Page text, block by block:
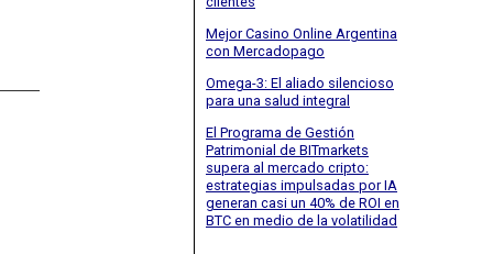
Mejor Casino Online Argentina
con Mercadopago
Omega-3: El aliado silencioso
para una salud integral
El Programa de Gestión
Patrimonial de BITmarkets
supera al mercado cripto:
estrategias impulsadas por IA
generan casi un 40% de ROI en
BTC en medio de la volatilidad